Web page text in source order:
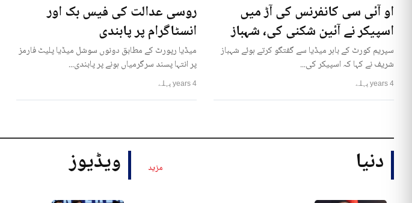
او آئی سی کانفرنس کی آڑ میں
اسپیکر نے آئین شکنی کی، شہباز
سپریم کورٹ کے باہر میڈیا سے گفتگو کرتے ہوئے شہباز
شریف نے کہا کہ اسپیکر کی...
4 years پہلے
روسی عدالت کی فیس بک اور
انسٹاگرام پر پابندی
میڈیا رپورٹ کے مطابق دونوں سوشل میڈیا پلیٹ فارمز
پر انتہا پسند سرگرمیاں ہونے پر پابندی...
4 years پہلے
دنیا مزید ویڈیوز